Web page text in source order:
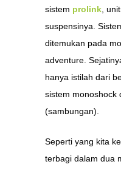
sistem prolink ,
suspensinya.
ditemukan pada
adventure.
hanya istilah dari
sistem monoshock
(sambungan).
Seperti yang kita
terbagi dalam dua